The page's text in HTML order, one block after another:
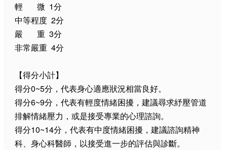
輕 微 1分
中等程度 2分
嚴 重 3分
非常嚴重 4分
【得分小計】
得分0~5分，代表身心適應狀況相當良好。
得分6~9分，代表有輕度情緒困擾，建議尋求紓壓管道
排解情緒壓力，或是接受專業的心理諮詢。
得分10~14分，代表有中度情緒困擾，建議諮詢精神
科、身心科醫師，以接受進一步的評估與診斷。